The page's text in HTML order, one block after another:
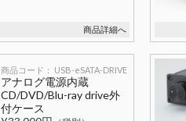
商品詳細へ
商品コード： USB-eSATA-DRIVE
アナログ電源内蔵
CD/DVD/Blu-ray drive外
付ケース